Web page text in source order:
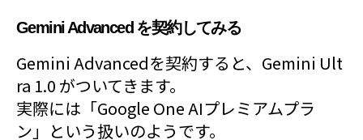
Gemini Advanced を契約してみる
Gemini Advancedを契約すると、Gemini Ult
ra 1.0 がついてきます。
実際には「Google One AIプレミアムプラ
ン」という扱いのようです。